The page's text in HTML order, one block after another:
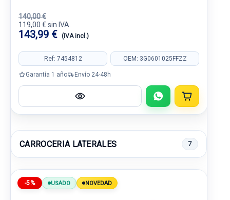
140,00 €
119,00 € sin IVA.
143,99 € (IVA incl.)
Ref: 7454812 OEM: 3G0601025FFZZ
Garantía 1 año Envío 24-48h
CARROCERIA LATERALES 7
-5% USADO NOVEDAD